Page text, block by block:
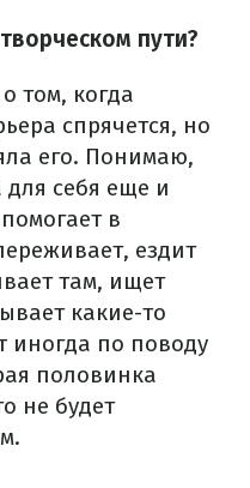
пути?
том, когда
спрячется, но
его. Понимаю,
себя еще и
в
ездит
там, ищет
какие-то
иногда по поводу
половинка
не будет